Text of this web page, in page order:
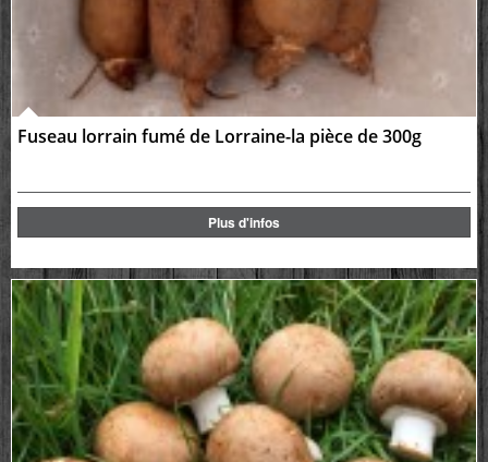
Fuseau lorrain fumé de Lorraine-la pièce de 300g
Plus d'infos